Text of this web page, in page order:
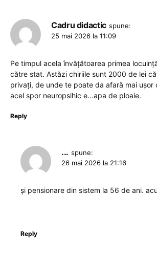
Cadru didactic spune:
25 mai 2026 la 11:09
Pe timpul acela învățătoarea primea
către stat. Astăzi chiriile sunt 2000 de lei
privați, de unde te poate da afară mai ușor
acel spor neuropsihic e…apa de ploaie.
Reply
... spune:
26 mai 2026 la 21:16
și pensionare din sistem la 56 de ani.
Reply